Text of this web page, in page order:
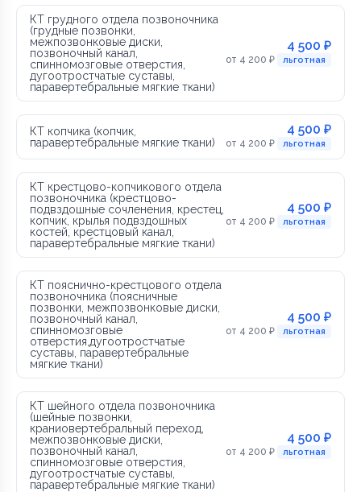
КТ грудного отдела позвоночника
(грудные позвонки,
межпозвонковые диски,
позвоночный канал,
спинномозговые отверстия,
дугоотростчатые суставы,
паравертебральные мягкие ткани)
4 500 ₽
от 4 200 ₽ льготная
КТ копчика (копчик,
паравертебральные мягкие ткани)
4 500 ₽
от 4 200 ₽ льготная
КТ крестцово-копчикового отдела
позвоночника (крестцово-
подвздошные сочленения, крестец,
копчик, крылья подвздошных
костей, крестцовый канал,
паравертебральные мягкие ткани)
4 500 ₽
от 4 200 ₽ льготная
КТ пояснично-крестцового отдела
позвоночника (поясничные
позвонки, межпозвонковые диски,
позвоночный канал,
спинномозговые
отверстия,дугоотростчатые
суставы, паравертебральные
мягкие ткани)
4 500 ₽
от 4 200 ₽ льготная
КТ шейного отдела позвоночника
(шейные позвонки,
краниовертебральный переход,
межпозвонковые диски,
позвоночный канал,
спинномозговые отверстия,
дугоотростчатые суставы,
паравертебральные мягкие ткани)
4 500 ₽
от 4 200 ₽ льготная